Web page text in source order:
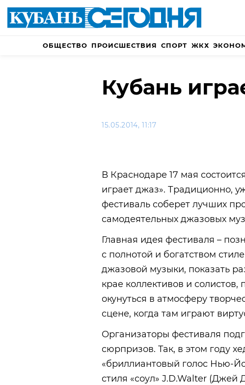
ОБЩЕСТВО ПРОИСШЕСТВИЯ СПОРТ ЖКХ
Кубань
15.05.2014, 11:17
В Краснодаре 17 мая
играет джаз». Традиционно,
фестиваль соберет лучших
самодеятельных джазовых
Главная идея фестиваля –
с полнотой и богатством
джазовой музыки, показать
крае коллективов и
окунуться в атмосферу
сцене, когда там играют
Организаторы фестиваля
сюрпризов. Так, в этом году
«бриллиантовый голос Нью-
стиля «соул» J.D.Walter (Джей